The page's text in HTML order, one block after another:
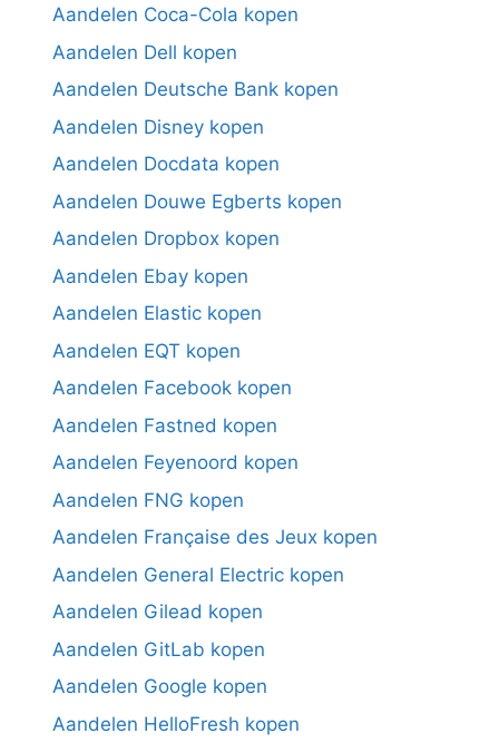
Aandelen Coca-Cola kopen
Aandelen Dell kopen
Aandelen Deutsche Bank kopen
Aandelen Disney kopen
Aandelen Docdata kopen
Aandelen Douwe Egberts kopen
Aandelen Dropbox kopen
Aandelen Ebay kopen
Aandelen Elastic kopen
Aandelen EQT kopen
Aandelen Facebook kopen
Aandelen Fastned kopen
Aandelen Feyenoord kopen
Aandelen FNG kopen
Aandelen Française des Jeux kopen
Aandelen General Electric kopen
Aandelen Gilead kopen
Aandelen GitLab kopen
Aandelen Google kopen
Aandelen HelloFresh kopen